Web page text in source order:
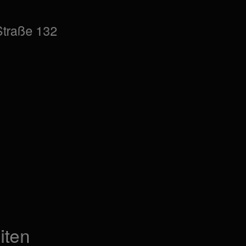
132